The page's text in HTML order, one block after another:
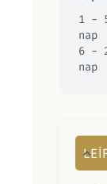
1 -
nap
6 -
nap